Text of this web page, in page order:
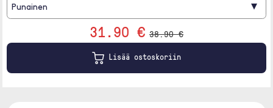
Punainen ▾
31.90 € 38.90 €
Lisää ostoskoriin